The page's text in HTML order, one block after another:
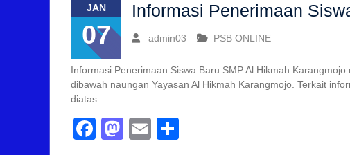
JAN
07
Informasi Penerimaan
admin03 PSB ONLINE
Informasi Penerimaan Siswa Baru SMP Al Hikmah
dibawah naungan Yayasan Al Hikmah Karangmojo. Terkait
diatas.
Facebook
Mastodon
Email